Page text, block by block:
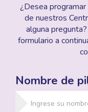
¿Desea programar
de nuestros
alguna
formulario a
Nombre de